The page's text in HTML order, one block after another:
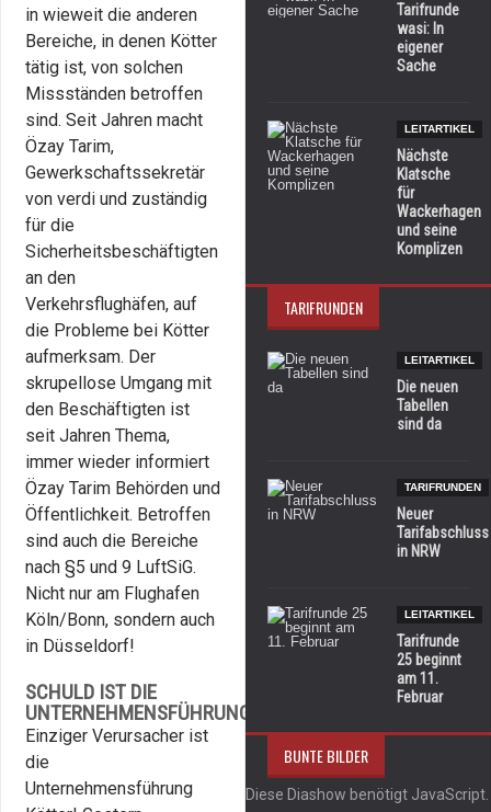
in wieweit die anderen
Bereiche, in denen Kötter
tätig ist, von solchen
Missständen betroffen
sind. Seit Jahren macht
Özay Tarim,
Gewerkschaftssekretär
von verdi und zuständig
für die
Sicherheitsbeschäftigten
an den
Verkehrsflughäfen, auf
die Probleme bei Kötter
aufmerksam. Der
skrupellose Umgang mit
den Beschäftigten ist
seit Jahren Thema,
immer wieder informiert
Özay Tarim Behörden und
Öffentlichkeit. Betroffen
sind auch die Bereiche
nach §5 und 9 LuftSiG.
Nicht nur am Flughafen
Köln/Bonn, sondern auch
in Düsseldorf!
SCHULD IST DIE
UNTERNEHMENSFÜHRUNG
Einziger Verursacher ist
die
Unternehmensführung
Tarifrunde
wasi: In
eigener
Sache
LEITARTIKEL
Nächste
Klatsche
für
Wackerhagen
und seine
Komplizen
TARIFRUNDEN
LEITARTIKEL
Die neuen
Tabellen
sind da
TARIFRUNDEN
Neuer
Tarifabschluss
in NRW
LEITARTIKEL
Tarifrunde
25 beginnt
am 11.
Februar
BUNTE BILDER
Diese Diashow benötigt JavaScript.